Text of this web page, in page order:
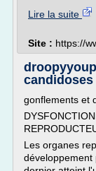
Lire la suite
Site : https://
candidoses
gonflements et
Les organes
développement